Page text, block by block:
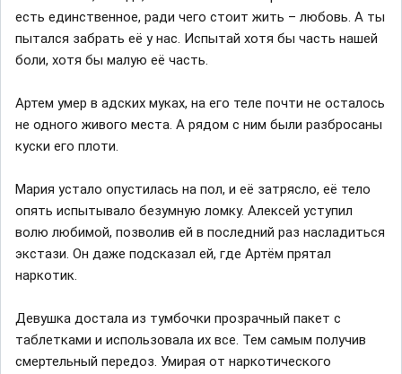
есть единственное, ради чего стоит жить – любовь. А ты
пытался забрать её у нас. Испытай хотя бы часть нашей
боли, хотя бы малую её часть.
Артем умер в адских муках, на его теле почти не осталось
не одного живого места. А рядом с ним были разбросаны
куски его плоти.
Мария устало опустилась на пол, и её затрясло, её тело
опять испытывало безумную ломку. Алексей уступил
волю любимой, позволив ей в последний раз насладиться
экстази. Он даже подсказал ей, где Артём прятал
наркотик.
Девушка достала из тумбочки прозрачный пакет с
таблетками и использовала их все. Тем самым получив
смертельный передоз. Умирая от наркотического